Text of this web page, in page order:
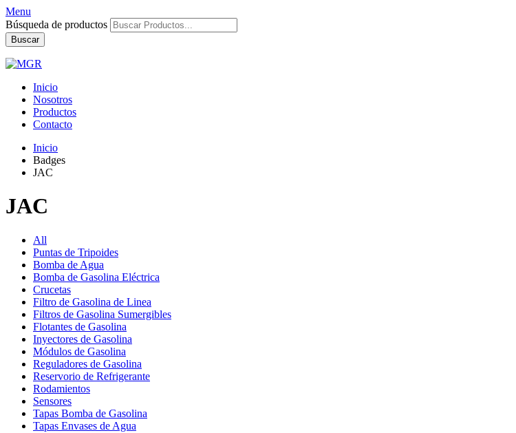
Menu
Búsqueda de productos
Buscar
Inicio
Nosotros
Productos
Contacto
Inicio
Badges
JAC
JAC
All
Puntas de Tripoides
Bomba de Agua
Bomba de Gasolina Eléctrica
Crucetas
Filtro de Gasolina de Linea
Filtros de Gasolina Sumergibles
Flotantes de Gasolina
Inyectores de Gasolina
Módulos de Gasolina
Reguladores de Gasolina
Reservorio de Refrigerante
Rodamientos
Sensores
Tapas Bomba de Gasolina
Tapas Envases de Agua